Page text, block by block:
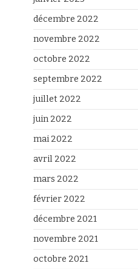
décembre 2022
novembre 2022
octobre 2022
septembre 2022
juillet 2022
juin 2022
mai 2022
avril 2022
mars 2022
février 2022
décembre 2021
novembre 2021
octobre 2021